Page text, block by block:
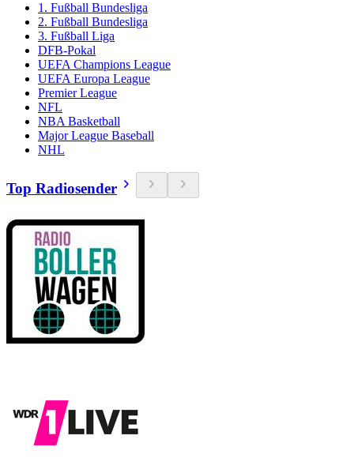
1. Fußball Bundesliga
2. Fußball Bundesliga
3. Fußball Liga
DFB-Pokal
UEFA Champions League
UEFA Europa League
Premier League
NFL
NBA Basketball
Major League Baseball
NHL
Top Radiosender